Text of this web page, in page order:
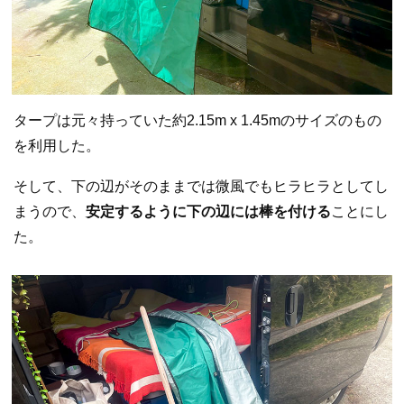
タープは元々持っていた約2.15m x 1.45mのサイズのもの
を利用した。
そして、下の辺がそのままでは微風でもヒラヒラとしてし
まうので、 安定するように下の辺には棒を付けることにし
た。